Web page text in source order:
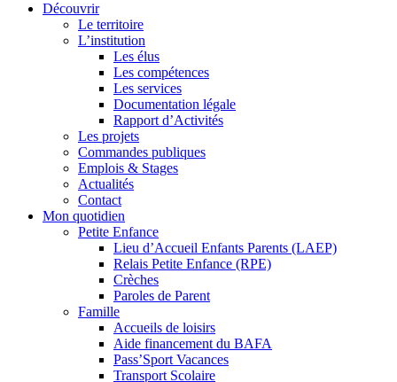
Découvrir
Le territoire
L’institution
Les élus
Les compétences
Les services
Documentation légale
Rapport d’Activités
Les projets
Commandes publiques
Emplois & Stages
Actualités
Contact
Mon quotidien
Petite Enfance
Lieu d’Accueil Enfants Parents (LAEP)
Relais Petite Enfance (RPE)
Crèches
Paroles de Parent
Famille
Accueils de loisirs
Aide financement du BAFA
Pass’Sport Vacances
Transport Scolaire